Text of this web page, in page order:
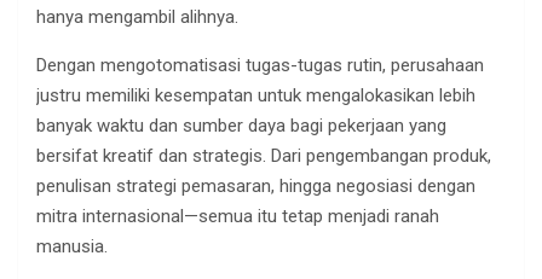
hanya mengambil alihnya.
Dengan mengotomatisasi tugas-tugas rutin, perusahaan
justru memiliki kesempatan untuk mengalokasikan lebih
banyak waktu dan sumber daya bagi pekerjaan yang
bersifat kreatif dan strategis. Dari pengembangan produk,
penulisan strategi pemasaran, hingga negosiasi dengan
mitra internasional—semua itu tetap menjadi ranah
manusia.